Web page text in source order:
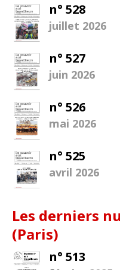
n° 528
juillet 2026
n° 527
juin 2026
n° 526
mai 2026
n° 525
avril 2026
Les derniers
(Paris)
n° 513